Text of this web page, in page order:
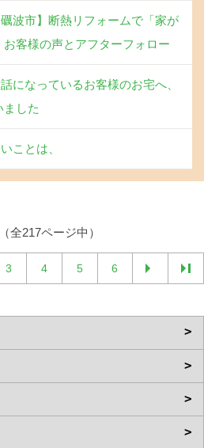
礪波市】断熱リフォームで「家が
客様の声とアフターフォロー
になっているお客様のお宅へ、
ました
ことは、
全217ページ中）
3 4 5 6